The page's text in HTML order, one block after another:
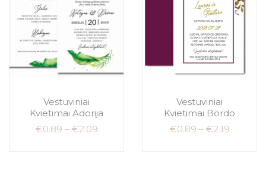
Vestuviniai
Kvietimai Adorija
€0.89 – €2.09
Vestuviniai
Kvietimai Bordo
€0.89 – €2.19